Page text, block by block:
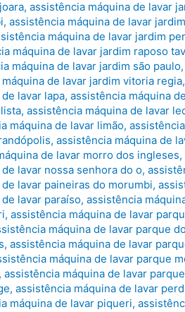
,assistência máquina de lavar
,assistência máquina de lavar
máquina de lavar jardim
máquina de lavar jardim raposo
máquina de lavar jardim são paulo
de lavar jardim vitoria regia
lavar lapa,assistência máquina
,assistência máquina de lavar
máquina de lavar limão,
,assistência máquina de
de lavar morro dos ingleses,
lavar nossa senhora do o,
lavar paineiras do morumbi,
lavar paraíso,assistência
,assistência máquina de lavar
máquina de lavar parque
,assistência máquina de lavar
máquina de lavar parque
,assistência máquina de lavar
,assistência máquina de lavar
máquina de lavar piqueri,